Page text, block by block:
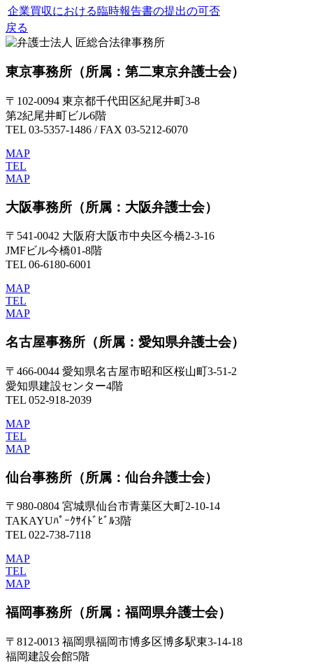
企業買収における臨時報告書の提出の可否
戻る
東京事務所 （所属：第二東京弁護士会）
〒102-0094 東京都千代田区紀尾井町3-8
第2紀尾井町ビル6階
TEL 03-5357-1486 / FAX 03-5212-6070
MAP
TEL
MAP
大阪事務所 （所属：大阪弁護士会）
〒541-0042 大阪府大阪市中央区今橋2-3-16
JMFビル今橋01-8階
TEL 06-6180-6001
MAP
TEL
MAP
名古屋事務所 （所属：愛知県弁護士会）
〒466-0044 愛知県名古屋市昭和区桜山町3-51-2
愛知県建設センター4階
TEL 052-918-2039
MAP
TEL
MAP
仙台事務所 （所属：仙台弁護士会）
〒980-0804 宮城県仙台市青葉区大町2-10-14
TAKAYUﾊﾟｰｸｻｲﾄﾞﾋﾞﾙ3階
TEL 022-738-7118
MAP
TEL
MAP
福岡事務所 （所属：福岡県弁護士会）
〒812-0013 福岡県福岡市博多区博多駅東3-14-18
福岡建設会館5階